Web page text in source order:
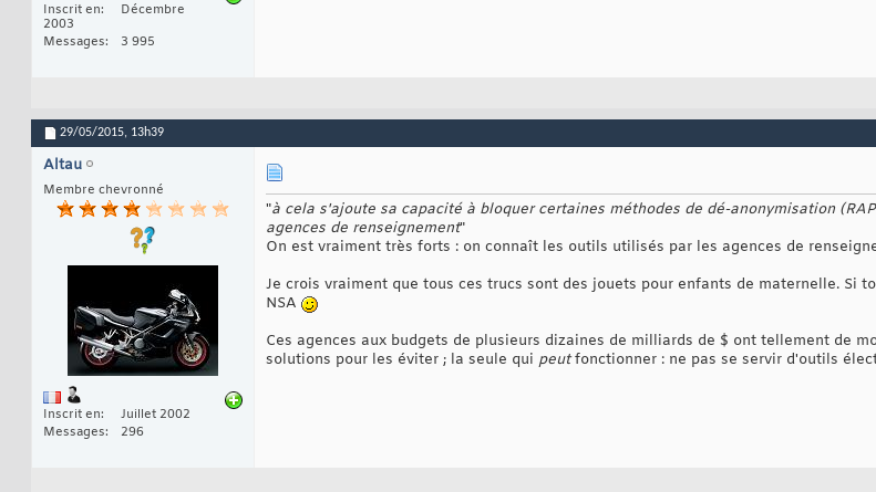
Inscrit en
Décembre
2003
Messages
3 995
29/05/2015, 13h39
Altau
Membre chevronné
Inscrit en
Juillet 2002
Messages
296
"à cela s'ajoute sa capacité à bloquer certaines méthodes de dé-anonymisation
agences de renseignement"
On est vraiment très forts : on connaît les outils utilisés par les agences de
Je crois vraiment que tous ces trucs sont des jouets pour enfants de maternelle. Si
NSA
Ces agences aux budgets de plusieurs dizaines de milliards de $ ont tellement de
solutions pour les éviter ; la seule qui peutfonctionner : ne pas se servir d'outils